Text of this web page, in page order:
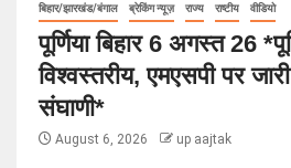
बिहार/झारखंड/बंगाल ब्रेकिंग न्यूज़ राज्य राष्टीय वीडियो
पूर्णिया बिहार 6 अगस्त 26
विश्वस्तरीय, एमएसपी पर
संघाणी*
August 6, 2026 up aajtak